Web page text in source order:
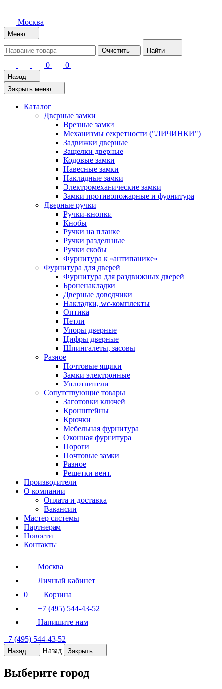
Москва
Меню
Очистить Найти
0 0
Назад
Закрыть меню
Каталог
Дверные замки
Врезные замки
Механизмы секретности ("ЛИЧИНКИ")
Задвижки дверные
Защелки дверные
Кодовые замки
Навесные замки
Накладные замки
Электромеханические замки
Замки противопожарные и фурнитура
Дверные ручки
Ручки-кнопки
Кнобы
Ручки на планке
Ручки раздельные
Ручки скобы
Фурнитура к «антипанике»
Фурнитура для дверей
Фурнитура для раздвижных дверей
Броненакладки
Дверные доводчики
Накладки, wc-комплекты
Оптика
Петли
Упоры дверные
Цифры дверные
Шпингалеты, засовы
Разное
Почтовые ящики
Замки электронные
Уплотнители
Сопутствующие товары
Заготовки ключей
Кронштейны
Крючки
Мебельная фурнитура
Оконная фурнитура
Пороги
Почтовые замки
Разное
Решетки вент.
Производители
О компании
Оплата и доставка
Вакансии
Мастер системы
Партнерам
Новости
Контакты
Москва
Личный кабинет
0
Корзина
+7 (495) 544-43-52
Напишите нам
+7 (495) 544-43-52
Назад Назад Закрыть
Выберите город